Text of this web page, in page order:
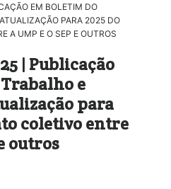
EM BOLETIM DO
PARA 2025 DO
A UMP E O SEP E OUTROS
| Publicação
e
para
coletivo entre
outros